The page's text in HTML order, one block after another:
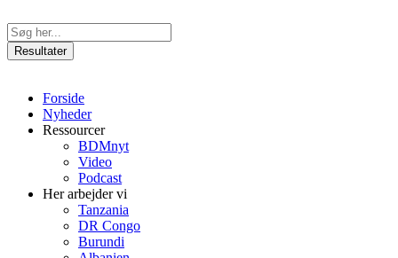
til
indhold
Search
...Resultater
Forside
Nyheder
Ressourcer
BDMnyt
Video
Podcast
Her arbejder vi
Tanzania
DR Congo
Burundi